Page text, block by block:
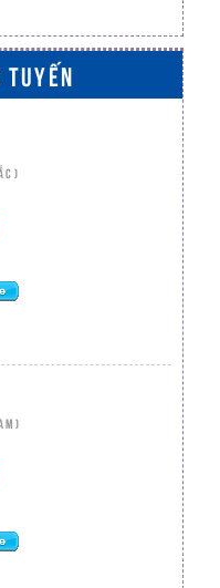
TUYẾN